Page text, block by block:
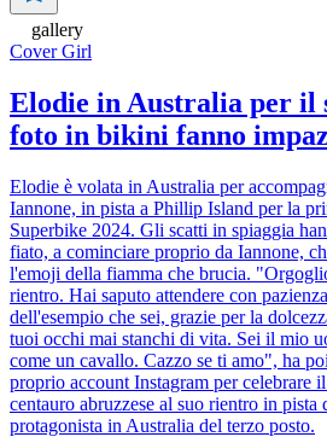
gallery
Cover Girl
Elodie in Australia per il
foto in bikini fanno
Elodie è volata in Australia per
Iannone, in pista a Phillip Island per la
Superbike 2024. Gli scatti in spiaggia
fiato, a cominciare proprio da Iannone,
l'emoji della fiamma che brucia.
rientro. Hai saputo attendere con
dell'esempio che sei, grazie per la
tuoi occhi mai stanchi di vita. Sei il mio
come un cavallo. Cazzo se ti amo", ha
proprio account Instagram per celebrare
centauro abruzzese al suo rientro in pista
protagonista in Australia del terzo posto.